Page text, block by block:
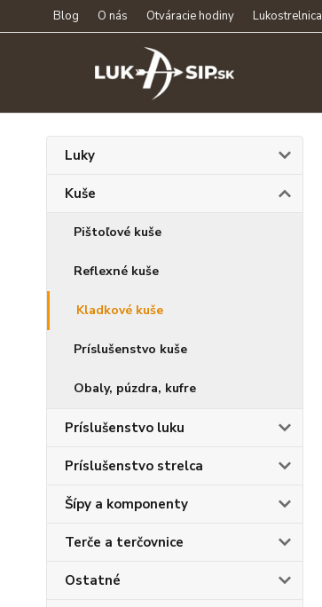
Blog O nás Otváracie hodiny Lukostrelnica
Luky
Kuše
Pištoľové kuše
Reflexné kuše
Kladkové kuše
Príslušenstvo kuše
Obaly, púzdra, kufre
Príslušenstvo luku
Príslušenstvo strelca
Šípy a komponenty
Terče a terčovnice
Ostatné